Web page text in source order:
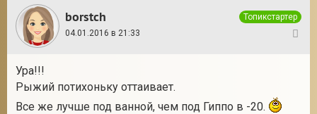
borstch
Топикстартер
04.01.2016 в 21:33
Ура!!!
Рыжий потихоньку оттаивает.
Все же лучше под ванной, чем под Гиппо в -20.